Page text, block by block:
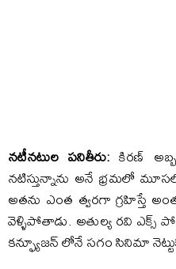
నటీనటుల పనితీరు:కిరణ్
నటిస్తున్నాను అనే భ్రమలో
అతను ఎంత త్వరగా గ్రహిస్తే
వెళ్ళిపోతాడు. అతుల్య రవి
కన్ఫ్యూజన్ లోనే సగం సినిమా